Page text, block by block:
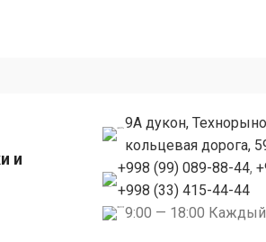
и
9А дукон,
кольцевая дорога,
+998 (99) 089-88-44,
+998 (33) 415-44-44
9:00 — 18:00